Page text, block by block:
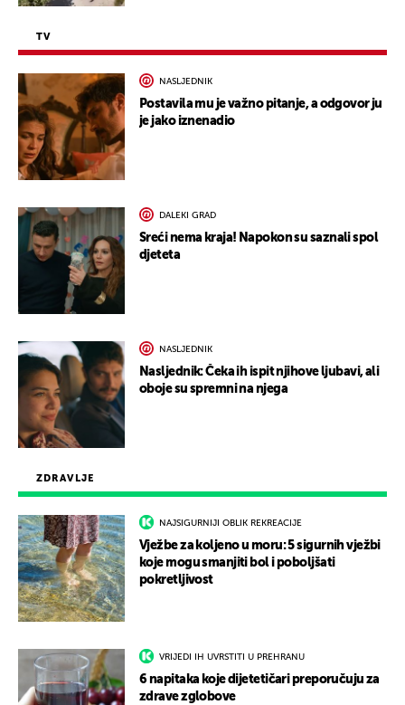
ZDRAVLJE
NAJSIGURNIJI OBLIK REKREACIJE
Vježbe za koljeno u moru: 5 sigurnih vježbi
koje mogu smanjiti bol i poboljšati
pokretljivost
VRIJEDI IH UVRSTITI U PREHRANU
6 napitaka koje dijetetičari preporučuju za
zdrave zglobove
TV
NASLJEDNIK
Postavila mu je važno pitanje, a odgovor ju
je jako iznenadio
DALEKI GRAD
Sreći nema kraja! Napokon su saznali spol
djeteta
NASLJEDNIK
Nasljednik: Čeka ih ispit njihove ljubavi, ali
oboje su spremni na njega